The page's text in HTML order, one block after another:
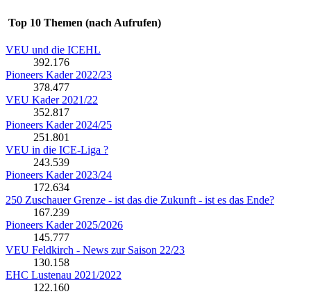
Top 10 Themen (nach Aufrufen)
VEU und die ICEHL
392.176
Pioneers Kader 2022/23
378.477
VEU Kader 2021/22
352.817
Pioneers Kader 2024/25
251.801
VEU in die ICE-Liga ?
243.539
Pioneers Kader 2023/24
172.634
250 Zuschauer Grenze - ist das die Zukunft - ist es das Ende?
167.239
Pioneers Kader 2025/2026
145.777
VEU Feldkirch - News zur Saison 22/23
130.158
EHC Lustenau 2021/2022
122.160